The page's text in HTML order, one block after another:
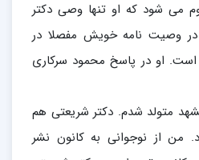
می شود که او تنها وصی دکتر
وصیت نامه خویش مفصلا در
او در پاسخ محمود سرکاری
ســال 1314 در مشهد متولد شدم. دکتر شریعتی هم
بود. من از نوجوانی به کانون نشر